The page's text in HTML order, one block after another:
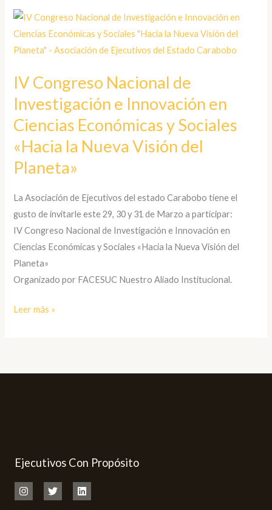
IV Congreso Nacional de
Investigación e Innovación en
Ciencias Económicas y Sociales
«Hacia la Nueva Visión del
Planeta»
La Asociación de Ejecutivos del estado Carabobo tiene el
gusto de invitarle este 29, 30 y 31 de Marzo a participar:
IV Congreso Nacional de Investigación e Innovación en
Ciencias Económicas y Sociales «Hacia la Nueva Visión del
Planeta»
Organizado por FACESUC Nuestro Aliado Institucional.
IV
Congreso
Nacional
Investigación
e
en
Ciencias
Económicas
Sociales
«Hacia
la
Nueva
Visión
del
Leer más »
Ejecutivos Con Propósito